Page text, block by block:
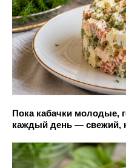
Пока кабачки молодые,
каждый день — свежий,